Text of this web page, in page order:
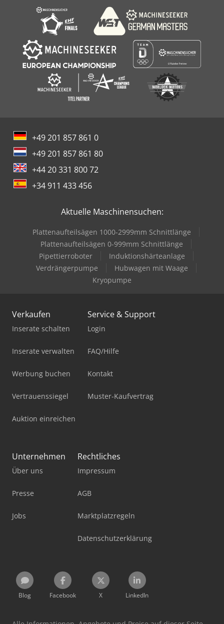
+49 201 857 861 0
+49 201 857 861 80
+44 20 331 800 72
+34 911 433 456
Aktuelle Maschinensuchen:
Plattenaufteilsägen 1000-2999mm Schnittlänge
Plattenaufteilsägen 0-999mm Schnittlänge
Pipettierroboter
Induktionshärteanlage
Verdrängerpumpe
Hubwagen mit Waage
Kryopumpe
Verkaufen
Inserate schalten
Inserate verwalten
Werbung buchen
Vertrauenssiegel
Auktion einreichen
Service & Support
Login
FAQ/Hilfe
Kontakt
Muster-Kaufvertrag
Unternehmen
Über uns
Presse
Jobs
Rechtliches
Impressum
AGB
Marktplatzregeln
Datenschutzerklärung
Blog Facebook X LinkedIn